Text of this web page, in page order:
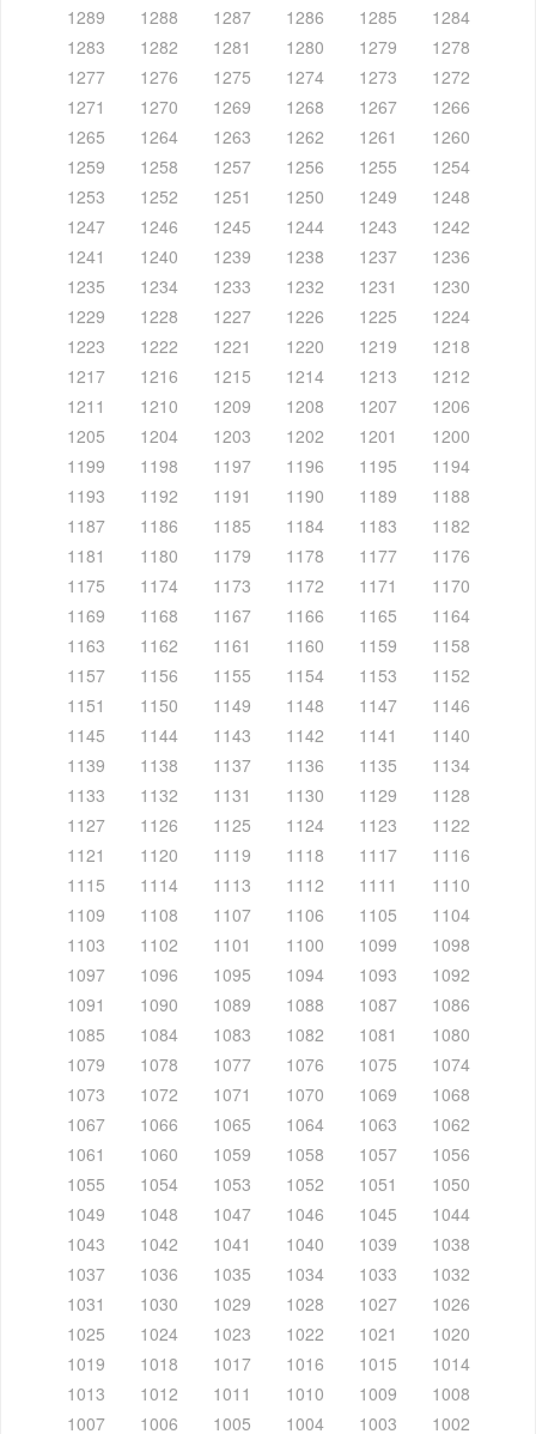
1289
1288 1287 1286 1285
1284
1283
1282 1281 1280 1279
1278
1277
1276 1275 1274 1273
1272
1271
1270 1269 1268 1267
1266
1265
1264 1263 1262 1261
1260
1259
1258 1257 1256 1255
1254
1253
1252 1251 1250 1249
1248
1247
1246 1245 1244 1243
1242
1241
1240 1239 1238 1237
1236
1235
1234 1233 1232 1231
1230
1229
1228 1227 1226 1225
1224
1223
1222 1221 1220 1219
1218
1217
1216 1215 1214 1213
1212
1211
1210 1209 1208 1207
1206
1205
1204 1203 1202 1201
1200
1199
1198 1197 1196 1195
1194
1193
1192 1191 1190 1189
1188
1187
1186 1185 1184 1183
1182
1181
1180 1179 1178 1177
1176
1175
1174 1173 1172 1171
1170
1169
1168 1167 1166 1165
1164
1163
1162 1161 1160 1159
1158
1157
1156 1155 1154 1153
1152
1151
1150 1149 1148 1147
1146
1145
1144 1143 1142 1141
1140
1139
1138 1137 1136 1135
1134
1133
1132 1131 1130 1129
1128
1127
1126 1125 1124 1123
1122
1121
1120 1119 1118 1117
1116
1115
1114 1113 1112 1111
1110
1109
1108 1107 1106 1105
1104
1103
1102 1101 1100 1099
1098
1097
1096 1095 1094 1093
1092
1091
1090 1089 1088 1087
1086
1085
1084 1083 1082 1081
1080
1079
1078 1077 1076 1075
1074
1073
1072 1071 1070 1069
1068
1067
1066 1065 1064 1063
1062
1061
1060 1059 1058 1057
1056
1055
1054 1053 1052 1051
1050
1049
1048 1047 1046 1045
1044
1043
1042 1041 1040 1039
1038
1037
1036 1035 1034 1033
1032
1031
1030 1029 1028 1027
1026
1025
1024 1023 1022 1021
1020
1019
1018 1017 1016 1015
1014
1013
1012 1011 1010 1009
1008
1007
1006 1005 1004 1003 1002